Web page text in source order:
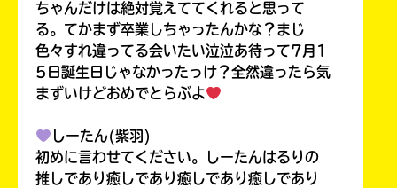
ちゃんだけは絶対覚えててくれると思って
る。てかまず卒業しちゃったんかな？まじ
色々すれ違ってる会いたい泣泣あ待って7月1
5日誕生日じゃなかったっけ？全然違ったら気
まずいけどおめでとらぶよ
しーたん(紫羽)
初めに言わせてください。しーたんはるりの
推しであり癒しであり癒しであり癒しであり